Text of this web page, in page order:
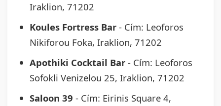
Iraklion, 71202
Koules Fortress Bar - Cím: Leoforos
Nikiforou Foka, Iraklion, 71202
Apothiki Cocktail Bar - Cím: Leoforos
Sofokli Venizelou 25, Iraklion, 71202
Saloon 39 - Cím: Eirinis Square 4,